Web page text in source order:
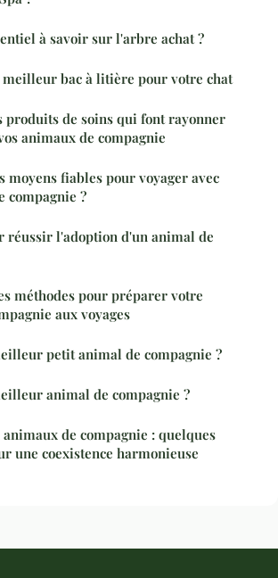
à savoir sur l'arbre achat ?
meilleur bac à litière pour votre chat
produits de soins qui font rayonner
animaux de compagnie
moyens fiables pour voyager avec
compagnie ?
réussir l'adoption d'un animal de
méthodes pour préparer votre
aux voyages
petit animal de compagnie ?
animal de compagnie ?
de compagnie : quelques
une coexistence harmonieuse